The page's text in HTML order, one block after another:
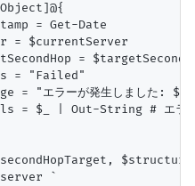
= Get-Date
= $currentServer
=
= "Failed"
= "エラーが発生しました:
$_ | Out-String # エラーオ
`